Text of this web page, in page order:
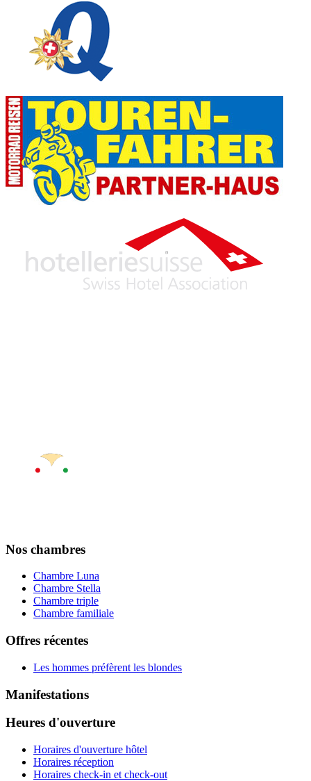
Nos chambres
Chambre Luna
Chambre Stella
Chambre triple
Chambre familiale
Offres récentes
Les hommes préfèrent les blondes
Manifestations
Heures d'ouverture
Horaires d'ouverture hôtel
Horaires réception
Horaires check-in et check-out